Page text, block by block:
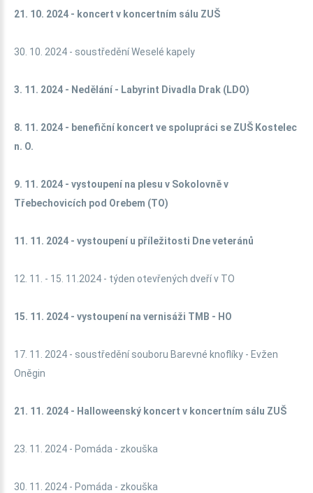
21. 10. 2024 - koncert v koncertním sálu ZUŠ
30. 10. 2024 - soustředění Weselé kapely
3. 11. 2024 - Nedělání - Labyrint Divadla Drak (LDO)
8. 11. 2024 - benefiční koncert ve spolupráci se ZUŠ Kostelec
n. O.
9. 11. 2024 - vystoupení na plesu v Sokolovně v
Třebechovicích pod Orebem (TO)
11. 11. 2024 - vystoupení u příležitosti Dne veteránů
12. 11. - 15. 11.2024 - týden otevřených dveří v TO
15. 11. 2024 - vystoupení na vernisáži TMB - HO
17. 11. 2024 - soustředění souboru Barevné knoflíky - Evžen
Oněgin
21. 11. 2024 - Halloweenský koncert v koncertním sálu ZUŠ
23. 11. 2024 - Pomáda - zkouška
30. 11. 2024 - Pomáda - zkouška